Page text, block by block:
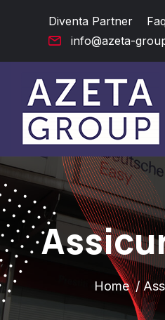
Diventa Partner
info@azeta-
Home